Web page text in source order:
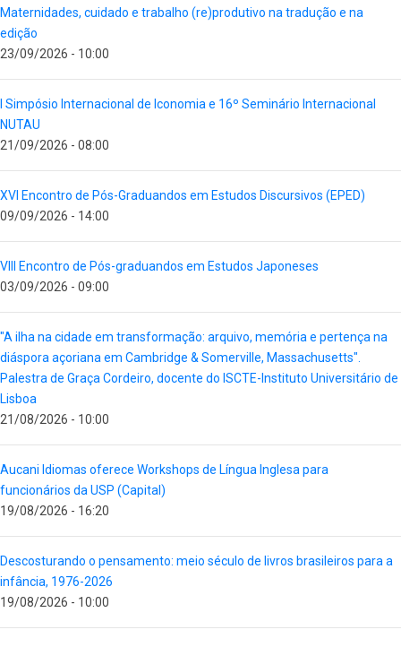
Maternidades, cuidado e trabalho (re)produtivo na tradução e na
edição
23/09/2026 - 10:00
I Simpósio Internacional de Iconomia e 16º Seminário Internacional
NUTAU
21/09/2026 - 08:00
XVI Encontro de Pós-Graduandos em Estudos Discursivos (EPED)
09/09/2026 - 14:00
VIII Encontro de Pós-graduandos em Estudos Japoneses
03/09/2026 - 09:00
"A ilha na cidade em transformação: arquivo, memória e pertença na
diáspora açoriana em Cambridge & Somerville, Massachusetts".
Palestra de Graça Cordeiro, docente do ISCTE-Instituto Universitário de
Lisboa
21/08/2026 - 10:00
Aucani Idiomas oferece Workshops de Língua Inglesa para
funcionários da USP (Capital)
19/08/2026 - 16:20
Descosturando o pensamento: meio século de livros brasileiros para a
infância, 1976-2026
19/08/2026 - 10:00